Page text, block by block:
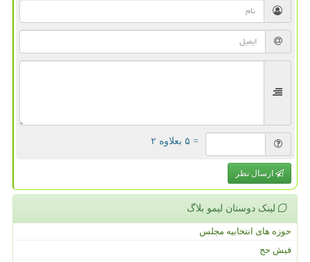
= ۵ بعلاوه ۲
ارسال نظر
لینک دوستان لیمو بلاگ
حوزه های انتخابیه مجلس
فیش حج